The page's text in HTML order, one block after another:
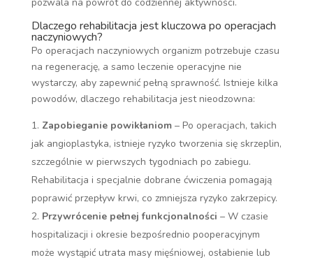
Dlaczego rehabilitacja jest kluczowa po operacjach
naczyniowych?
Po operacjach naczyniowych organizm potrzebuje czasu
na regenerację, a samo leczenie operacyjne nie
wystarczy, aby zapewnić pełną sprawność. Istnieje kilka
powodów, dlaczego rehabilitacja jest nieodzowna:
Zapobieganie powikłaniom– Po operacjach, takich
jak angioplastyka, istnieje ryzyko tworzenia się skrzeplin,
szczególnie w pierwszych tygodniach po zabiegu.
Rehabilitacja i specjalnie dobrane ćwiczenia pomagają
poprawić przepływ krwi, co zmniejsza ryzyko zakrzepicy.
Przywrócenie pełnej funkcjonalności – W czasie
hospitalizacji i okresie bezpośrednio pooperacyjnym
może wystąpić utrata masy mięśniowej, osłabienie lub